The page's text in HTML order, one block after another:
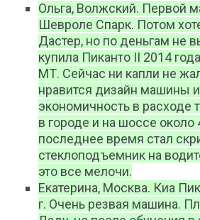
Ольга, Волжский. Первой
Шевроле Спарк. Потом
Дастер, но по деньгам не
купила Пиканто II 2014
МТ. Сейчас ни капли не
нравится дизайн машины
экономичность в расходе
в городе и на шоссе около
последнее время стал
стеклоподъемник на
это все мелочи.
Екатерина, Москва. Киа
г. Очень резвая машина.